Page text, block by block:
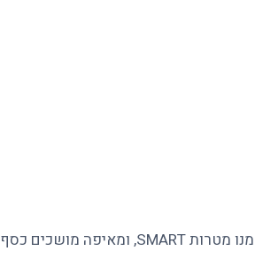
מינוס בהכנסה של 10,000 ₪ לא נסגר בחיסכון שאין לכם, אלא בסדר. פיטר הוד CFP מסביר איך בונים חזון לעשור, גוזרים ממנו מטרות SMART, ומאיפה מושכים כסף